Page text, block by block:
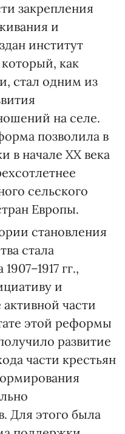
закрепления
и
институт
как
стал одним из
на селе.
позволила в
в начале ХХ века
сельского
Европы.
становления
стала
гг.,
и
части
этой реформы
развитие
части крестьян
Для этого была